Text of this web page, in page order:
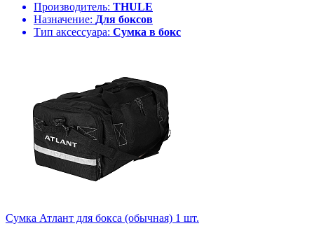
Производитель: THULE
Назначение: Для боксов
Тип аксессуара: Сумка в бокс
Сумка Атлант для бокса (обычная) 1 шт.